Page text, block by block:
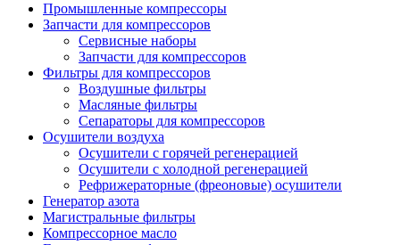
Промышленные компрессоры
Запчасти для компрессоров
Сервисные наборы
Запчасти для компрессоров
Фильтры для компрессоров
Воздушные фильтры
Масляные фильтры
Сепараторы для компрессоров
Осушители воздуха
Осушители с горячей регенерацией
Осушители с холодной регенерацией
Рефрижераторные (фреоновые) осушители
Генератор азота
Магистральные фильтры
Компрессорное масло